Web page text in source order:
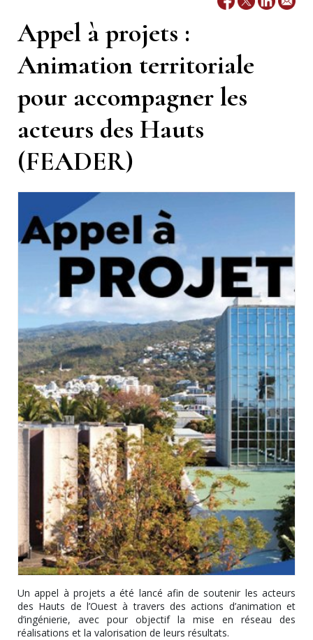
Appel à projets :
Animation territoriale
pour accompagner les
acteurs des Hauts
(FEADER)
Un appel à projets a été lancé afin de soutenir les acteurs
des Hauts de l’Ouest à travers des actions d’animation et
d’ingénierie, avec pour objectif la mise en réseau des
réalisations et la valorisation de leurs résultats.